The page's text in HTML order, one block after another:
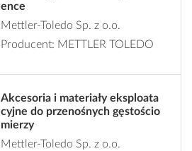
ence
Mettler-Toledo Sp. z o.o.
Producent: METTLER TOLEDO
Akcesoria i materiały eksploata
cyjne do przenośnych gęstościo
mierzy
Mettler-Toledo Sp. z o.o.